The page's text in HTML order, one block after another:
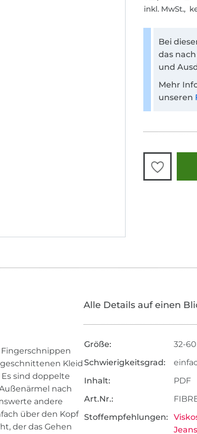
inkl. MwSt.,
Bei
das
und
Mehr
unseren
Kleid
sind doppelte
nach
andere
über den Kopf
der das Gehen
Alle Details auf einen
Größe:
32-60
Schwierigkeitsgrad:
Inhalt:
PDF
Art.Nr.:
Stoffempfehlungen: